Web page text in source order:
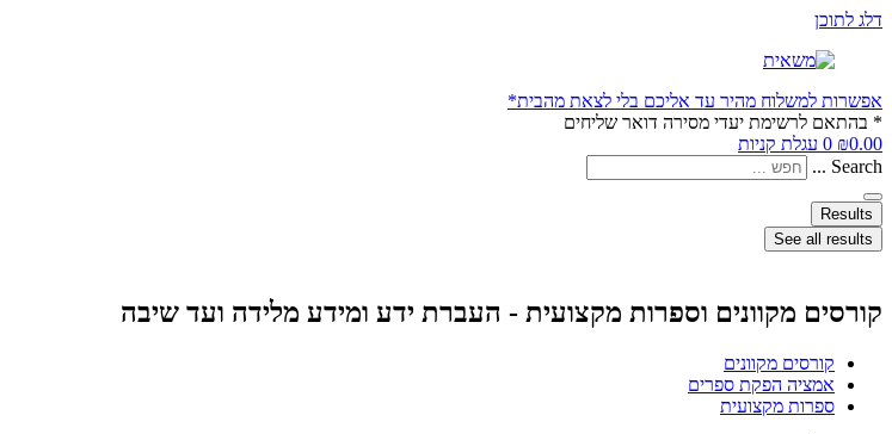
דלג לתוכן
אפשרות למשלוח מהיר עד אליכם בלי לצאת מהבית*
* בהתאם לרשימת יעדי מסירה דואר שליחים
₪0.00
0 עגלת קניות
Search ...
Results
See all results
קורסים מקוונים וספרות מקצועית - העברת ידע ומידע מלידה ועד שיבה
קורסים מקוונים
אמציה הפקת ספרים
ספרות מקצועית